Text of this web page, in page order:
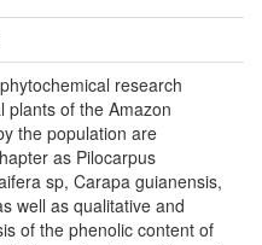
research
plants of the Amazon
the population are
as Pilocarpus
sp, Carapa guianensis,
well as qualitative and
of the phenolic content of